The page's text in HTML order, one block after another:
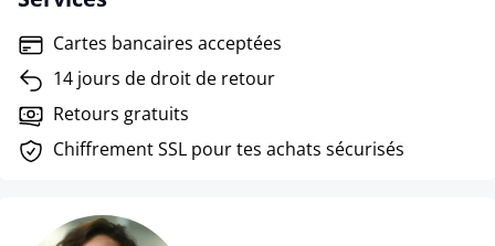
Cartes bancaires acceptées
14 jours de droit de retour
Retours gratuits
Chiffrement SSL pour tes achats sécurisés